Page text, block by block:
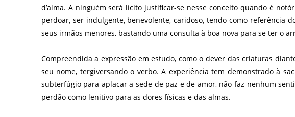
d’alma. A ninguém será lícito justificar-se nesse conceito quando é
perdoar, ser indulgente, benevolente, caridoso, tendo como referência
seus irmãos menores, bastando uma consulta à boa nova para se ter o
Compreendida a expressão em estudo, como o dever das criaturas
seu nome, tergiversando o verbo. A experiência tem demonstrado à
subterfúgio para aplacar a sede de paz e de amor, não faz nenhum
perdão como lenitivo para as dores físicas e das almas.